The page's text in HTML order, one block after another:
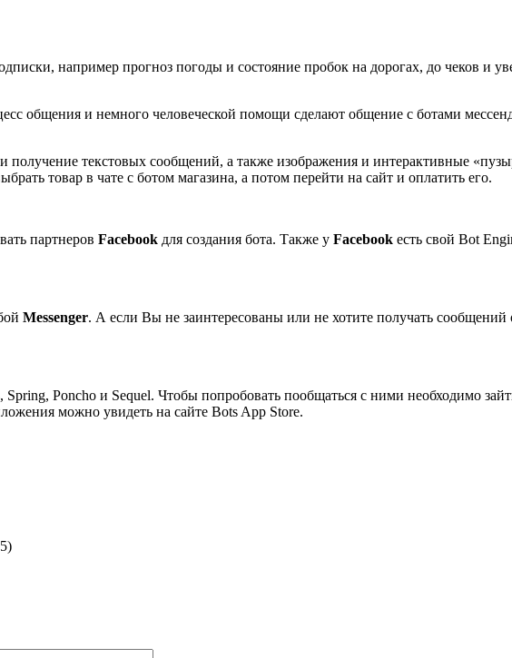
например прогноз погоды и состояние пробок на дорогах, до чеков и
общения и немного человеческой помощи сделают общение с ботами
получение текстовых сообщений, а также изображения и интерактивные
товар в чате с ботом магазина, а потом перейти на сайт и оплатить его.
партнеров Facebook для создания бота. Также у Facebook есть свой Bot
Messenger. А если Вы не заинтересованы или не хотите получать
Poncho и Sequel. Чтобы попробовать пообщаться с ними необходимо
можно увидеть на сайте Bots App Store.